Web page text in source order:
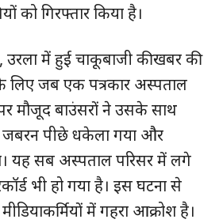
को गिरफ्तार किया है।
में हुई चाकूबाजी की खबर की
लिए जब एक पत्रकार अस्पताल
मौजूद बाउंसरों ने उसके साथ
जबरन पीछे धकेला गया और
यह सब अस्पताल परिसर में लगे
भी हो गया है। इस घटना से
में गहरा आक्रोश है।